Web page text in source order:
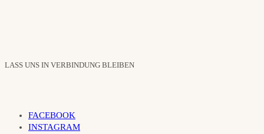
LASS UNS IN VERBINDUNG BLEIBEN
FACEBOOK
INSTAGRAM